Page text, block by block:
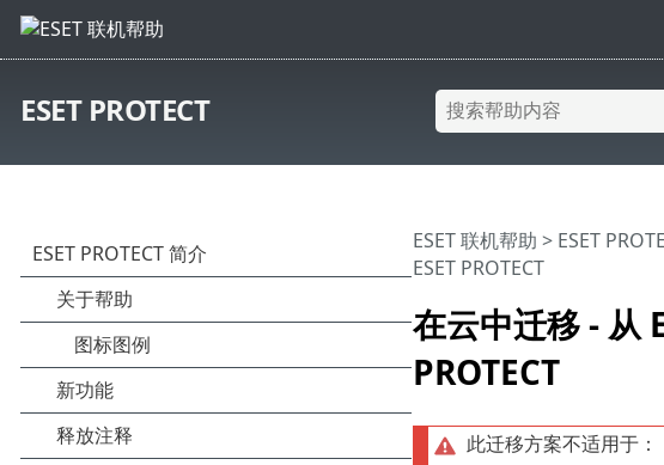
ESET PROTECT
在云中迁移 - 从
PROTECT
ESET 联机帮助 > ESET
ESET PROTECT
此迁移方案不适用于：